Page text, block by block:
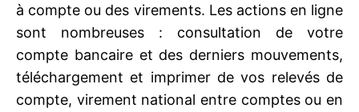
à compte ou des virements. Les actions en ligne
sont nombreuses : consultation de votre
compte bancaire et des derniers mouvements,
téléchargement et imprimer de vos relevés de
compte, virement national entre comptes ou en